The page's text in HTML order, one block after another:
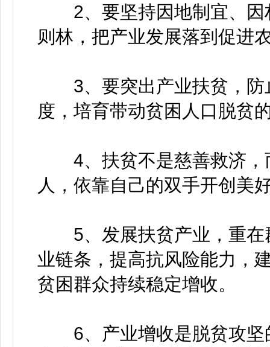
2、要坚持因地制宜、因
则林，把产业发展落到促进
3、要突出产业扶贫，防
度，培育带动贫困人口脱贫
4、扶贫不是慈善救济，
人，依靠自己的双手开创美
5、发展扶贫产业，重在
业链条，提高抗风险能力，
贫困群众持续稳定增收。
6、产业增收是脱贫攻坚